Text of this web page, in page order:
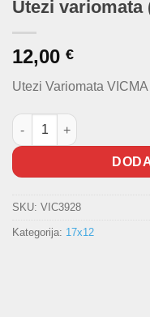
Utezi variomata
12,00 €
Utezi Variomata VICMA
Utezi variomata (rolice)
SKU: VIC3928
Kategorija: 17x12